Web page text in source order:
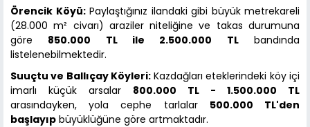
Örencik Köyü:Paylaştığınız ilandaki gibi büyük metrekareli
(28.000 m² civarı) araziler niteliğine ve takas durumuna
göre 850.000 TL ile 2.500.000 TLbandında
listelenebilmektedir.
Suuçtu ve Ballıçay Köyleri:Kazdağları eteklerindeki köy içi
imarlı küçük arsalar 800.000 TL - 1.500.000 TL
arasındayken, yola cephe tarlalar 500.000 TL'den
başlayıp büyüklüğüne göre artmaktadır.